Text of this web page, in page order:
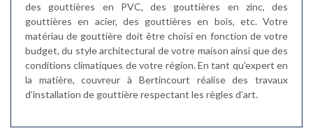
des gouttières en PVC, des gouttières en zinc, des
gouttières en acier, des gouttières en bois, etc. Votre
matériau de gouttière doit être choisi en fonction de votre
budget, du style architectural de votre maison ainsi que des
conditions climatiques de votre région. En tant qu’expert en
la matière, couvreur à Bertincourt réalise des travaux
d’installation de gouttière respectant les règles d’art.